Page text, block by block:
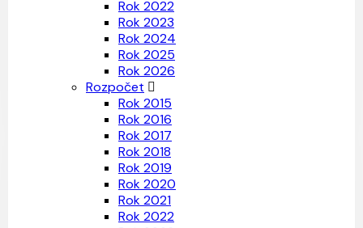
Rok 2022
Rok 2023
Rok 2024
Rok 2025
Rok 2026
Rozpočet
Rok 2015
Rok 2016
Rok 2017
Rok 2018
Rok 2019
Rok 2020
Rok 2021
Rok 2022